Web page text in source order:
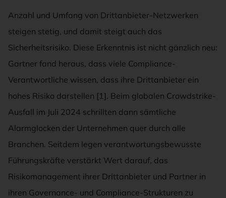
Anzahl und Umfang von Drittanbieter-Netzwerken
steigen stetig, und damit steigt auch das
Sicherheitsrisiko. Diese Erkenntnis ist nicht gänzlich neu:
Gartner fand heraus, dass viele Compliance-
Verantwortliche wissen, dass ihre Drittanbieter ein
hohes Risiko darstellen [1]. Beim globalen Crowdstrike-
Ausfall im Juli 2024 schrillten dann sämtliche
Alarmglocken der Unternehmen quer durch alle
Branchen. Seitdem legen verantwortungsbewusste
Führungskräfte verstärkt Wert darauf, das
Risikomanagement ihrer Drittanbieter und Partner in
ihren Governance- und Compliance-Strukturen zu